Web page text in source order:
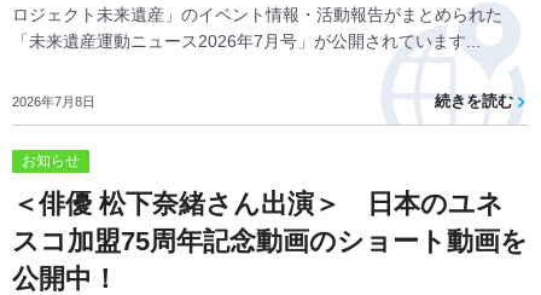
ロジェクト未来遺産」のイベント情報・活動報告がまとめられた
「未来遺産運動ニュース2026年7月号」が公開されています...
2026年7月8日 続きを読む
お知らせ
＜俳優 松下奈緒さん出演＞ 日本のユネ
スコ加盟75周年記念動画のショート動画を
公開中！